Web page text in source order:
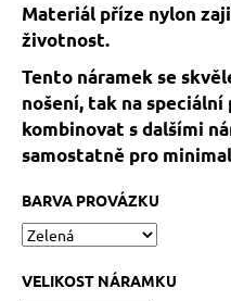
Materiál příze nylon
životnost.
Tento náramek se
nošení, tak na
kombinovat s dalšími
samostatně pro
BARVA PROVÁZKU
VELIKOST NÁRAMKU
D
o
p
o
r
č
u
j
e
m